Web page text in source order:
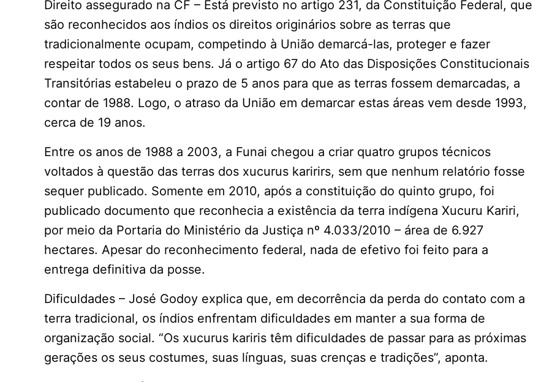
Direito assegurado na CF – Está previsto no artigo 231, da Constituição Federal, que
são reconhecidos aos índios os direitos originários sobre as terras que
tradicionalmente ocupam, competindo à União demarcá-las, proteger e fazer
respeitar todos os seus bens. Já o artigo 67 do Ato das Disposições Constitucionais
Transitórias estabeleu o prazo de 5 anos para que as terras fossem demarcadas, a
contar de 1988. Logo, o atraso da União em demarcar estas áreas vem desde 1993,
cerca de 19 anos.
Entre os anos de 1988 a 2003, a Funai chegou a criar quatro grupos técnicos
voltados à questão das terras dos xucurus karirirs, sem que nenhum relatório fosse
sequer publicado. Somente em 2010, após a constituição do quinto grupo, foi
publicado documento que reconhecia a existência da terra indígena Xucuru Kariri,
por meio da Portaria do Ministério da Justiça nº 4.033/2010 – área de 6.927
hectares. Apesar do reconhecimento federal, nada de efetivo foi feito para a
entrega definitiva da posse.
Dificuldades – José Godoy explica que, em decorrência da perda do contato com a
terra tradicional, os índios enfrentam dificuldades em manter a sua forma de
organização social. “Os xucurus kariris têm dificuldades de passar para as próximas
gerações os seus costumes, suas línguas, suas crenças e tradições”, aponta.